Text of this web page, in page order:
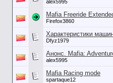
alex5995
Mafia Freeride
Firefox3860
Характеристики
Dfyz1979
Анонс. Mafia:
alex5995
Mafia Racing mode
spartaque12